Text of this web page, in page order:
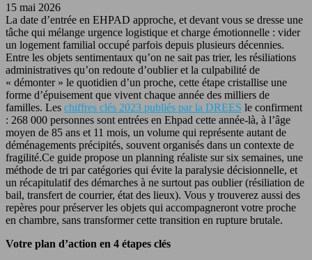
15 mai 2026
La date d’entrée en EHPAD approche, et devant vous se dresse une
tâche qui mélange urgence logistique et charge émotionnelle : vider
un logement familial occupé parfois depuis plusieurs décennies.
Entre les objets sentimentaux qu’on ne sait pas trier, les résiliations
administratives qu’on redoute d’oublier et la culpabilité de
« démonter » le quotidien d’un proche, cette étape cristallise une
forme d’épuisement que vivent chaque année des milliers de
familles. Les chiffres clés 2023 publiés par la DREES le confirment
: 268 000 personnes sont entrées en Ehpad cette année-là, à l’âge
moyen de 85 ans et 11 mois, un volume qui représente autant de
déménagements précipités, souvent organisés dans un contexte de
fragilité.Ce guide propose un planning réaliste sur six semaines, une
méthode de tri par catégories qui évite la paralysie décisionnelle, et
un récapitulatif des démarches à ne surtout pas oublier (résiliation de
bail, transfert de courrier, état des lieux). Vous y trouverez aussi des
repères pour préserver les objets qui accompagneront votre proche
en chambre, sans transformer cette transition en rupture brutale.
Votre plan d’action en 4 étapes clés